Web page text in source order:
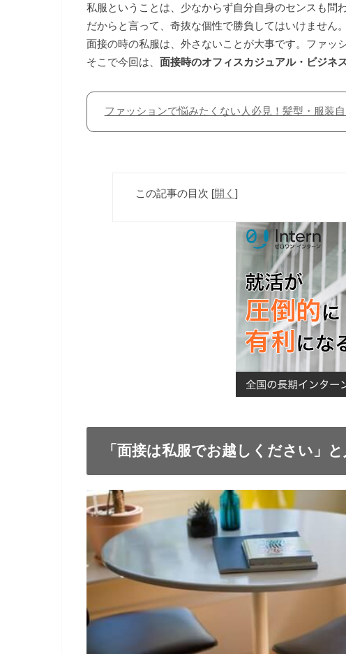
私服ということは、少なからず自分自身のセンスも問
だからと言って、奇抜な個性で勝負してはいけません。
面接の時の私服は、外さないことが大事です。ファッ
そこで今回は、 面接時のオフィスカジュアル・ビジネ
ファッションで悩みたくない人必見！髪型・服装
この記事の目次 [開く ]
「面接は私服でお越しください」